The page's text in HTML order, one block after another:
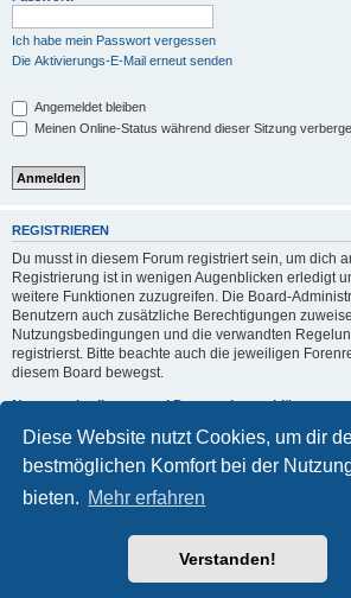
Diese Website nutzt Cookies, um dir
bestmöglichen Komfort bei der
bieten. Mehr erfahren
Verstanden!
Ich habe mein Passwort vergessen
Die Aktivierungs-E-Mail erneut senden
Angemeldet bleiben
Meinen Online-Status während dieser Sitzung
REGISTRIEREN
Du musst in diesem Forum registriert sein, um dich
Registrierung ist in wenigen Augenblicken erledigt
weitere Funktionen zuzugreifen. Die Board-
Benutzern auch zusätzliche Berechtigungen
Nutzungsbedingungen und die verwandten
registrierst. Bitte beachte auch die jeweiligen
diesem Board bewegst.
Nutzungsbedingungen|Datenschutzerklärung
Registrieren
Powered byphpBB® Forum Software ©